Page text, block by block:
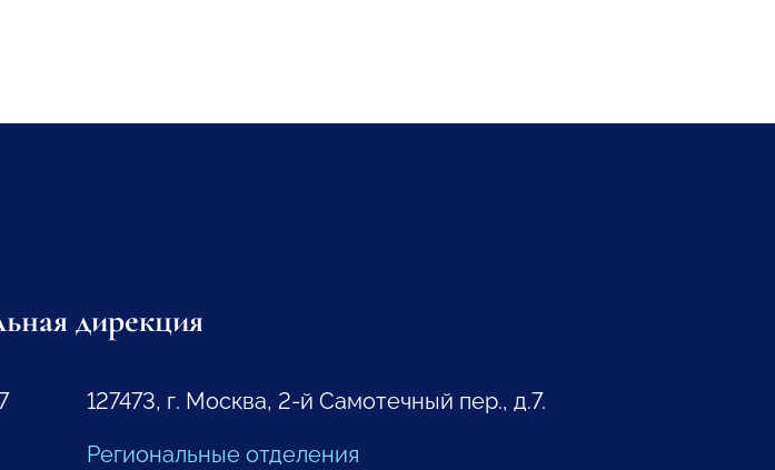
дирекция
127473, г. Москва, 2-й Самотечный пер., д.7.
Региональные отделения